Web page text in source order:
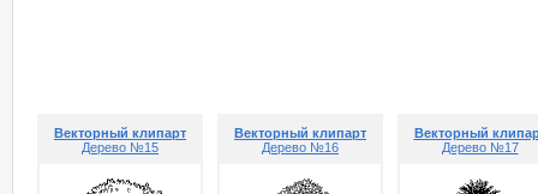
Векторный клипарт
Дерево №15
Векторный клипарт
Дерево №16
Векторный
Дерево №17